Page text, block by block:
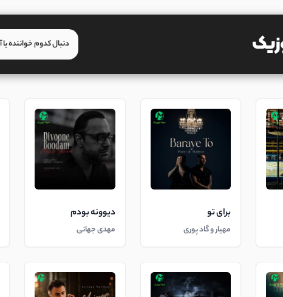
برای تو
مهیار و گاد پوری
دیوونه بودم
مهدی جهانی